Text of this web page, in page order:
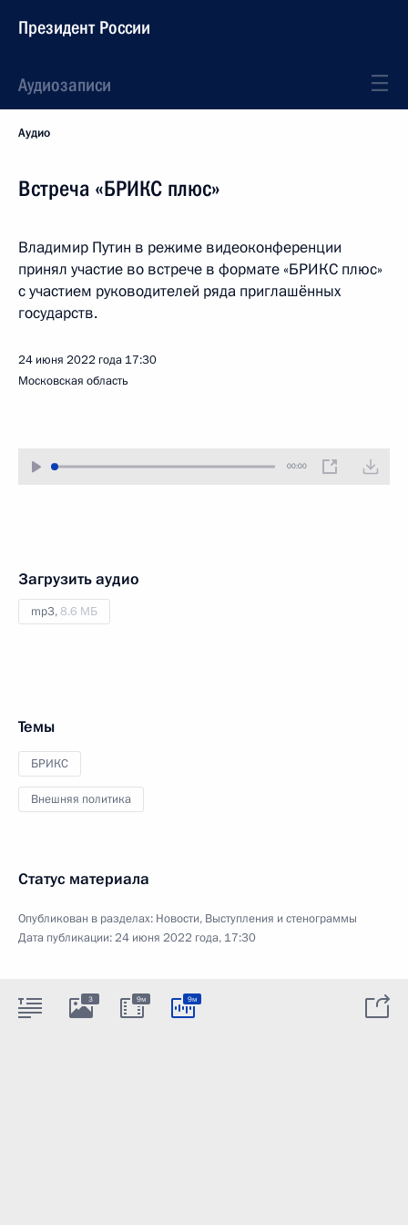
Президент России
Аудиозаписи
Аудио
Встреча «БРИКС плюс»
Владимир Путин в режиме видеоконференции
принял участие во встрече в формате «БРИКС плюс»
с участием руководителей ряда приглашённых
государств.
24 июня 2022 года 17:30
Московская область
00:00
Загрузить аудио
mp3,8.6 МБ
Темы
БРИКС
Внешняя политика
Статус материала
Опубликован в разделах: Новости, Выступления и стенограммы
Дата публикации:24 июня 2022 года, 17:30
3 9м 9м